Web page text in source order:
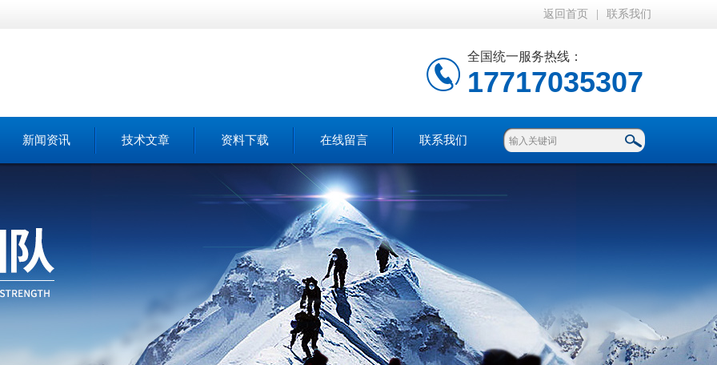
返回首页 联系我们
全国统一服务热线：
17717035307
新闻资讯 技术文章 资料下载 在线留言 联系我们